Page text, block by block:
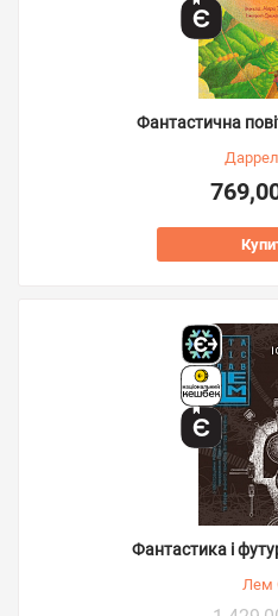
Фантастична
Фантастика і
Лем